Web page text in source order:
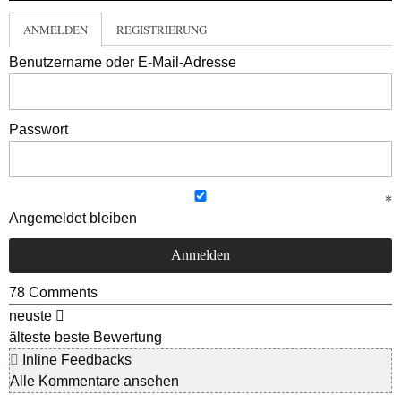
ANMELDEN REGISTRIERUNG
Benutzername oder E-Mail-Adresse
Passwort
Angemeldet bleiben
78 Comments
neuste
älteste beste Bewertung
Inline Feedbacks
Alle Kommentare ansehen